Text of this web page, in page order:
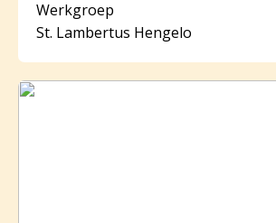
Werkgroep
St. Lambertus Hengelo